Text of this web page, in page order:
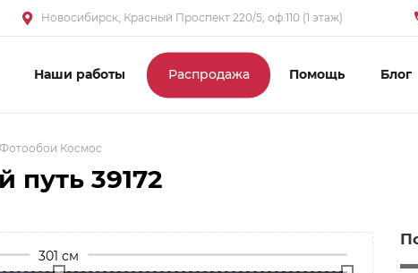
Новосибирск, Красный Проспект 220/5, оф.110 (1 этаж)
Наши работы Распродажа Помощь Блог
Фотообои Космос
39172
301 см